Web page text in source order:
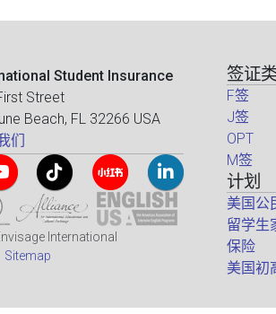
Student Insurance
Street
Beach, FL 32266 USA
们
International
Sitemap
签证
F签
J签
OPT
M签
计划
美国公
留学生
保险
美国初